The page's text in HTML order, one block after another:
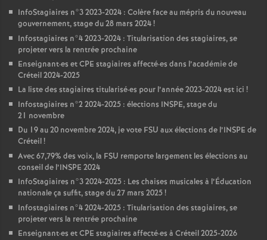
InfoStagiaires n°3 2023-2024 : Colère face au mépris du nouveau
gouvernement, stage du 28 mars 2024!
Infostagiaires n°4 2023-2024 : Titularisation des stagiaires, se
projeter vers la rentrée prochaine
Enseignant·es etCPE stagiaires affecté·es dans l’académie de
Créteil 2024-2025
La liste des stagiaires titularisé·es pour l’année 2023-2024 est ici !
Infostagiaires n°2 2024-2025 : élections INSPE, stage du
21 novembre
Du 19 au 20 novembre 2024, je vote FSU aux élections de l’INSPE de
Créteil!
Avec 67,79% des voix, la FSU remporte largement les élections au
conseil de l’INSPE 2024
InfoStagiaires n°3 2024-2025 : Les chaises musicales à l’Éducation
nationale ça suffit, stage du 27 mars 2025!
Infostagiaires n°4 2024-2025 : Titularisation des stagiaires, se
projeter vers la rentrée prochaine
Enseignant·es etCPE stagiaires affecté·es à Créteil 2025-2026